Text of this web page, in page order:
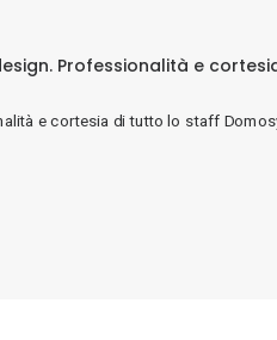
e cortesia di tutto lo staff
Professionalità e